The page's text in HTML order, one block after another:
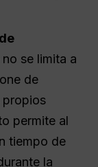
se limita a
de
propios
permite al
tiempo de
la